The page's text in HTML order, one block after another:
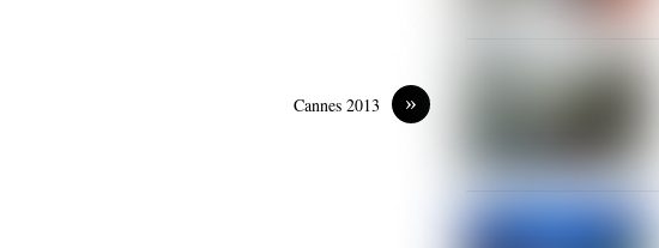
»
Cannes 2013